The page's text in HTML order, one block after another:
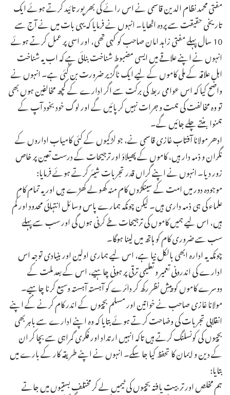
مفتی محمد نظام الدین قاسمی نے اس رائے کی بھرپور تائید کرتے ہوئے ایک
تاریخی حقیقت سے پردہ اٹھایا۔ انہوں نے فرمایا کہ یہی بات میں نے آج سے
10 سال پہلے مفتی زاہد امان صاحب کو کہی تھی، اور اسی پر عمل کرتے ہوئے
انہوں نے اپنے علاقے میں ایسی مضبوط شناخت بنائی ہے کہ اب یہ شناخت
اہل علاقہ کے ملی کاموں کے لیے ایک ناگزیر ضرورت بن گئی ہے۔ انہوں نے
واضح کیا کہ اس عوامی ربط کی برکت سے اگر ادارے کے کچھ مخالفین ہوں بھی
تو وہ مخالفت کی ہمت و جرات نہیں کر پائیں گے اور لوگ خود بخود آپ کے
ہمنوا بنتے چلے جائیں گے۔
ادھر مولانا آفتاب غازی قاسمی نے، جو لڑکیوں کے کئی کامیاب اداروں کے
نگران و ذمہ دار ہیں، کاموں کے پھیلاؤ اور ترجیحات کے درست تعین پر خاص
زور دیا۔ انہوں نے اپنے گراں قدر تجربات شیئر کرتے ہوئے فرمایا:
موجودہ دور میں امت کے سینکڑوں کام منہ کھولے کھڑے ہیں اور یہ تمام کام
علماء کی ہی ذمہ داری ہیں۔ لیکن چونکہ ہمارے پاس وسائل انتہائی محدود اور کم
ہیں، اس لیے ہمیں کاموں کی ترجیحات طے کرنی ہوں گی اور سب سے پہلے
سب سے ضروری کام کو ہاتھ میں لینا ہوگا۔
چونکہ یہ ادارہ ابھی بالکل نیا ہے، اس لیے ہماری اولین اور بنیادی توجہ اس
ادارے کی اندرونی تعمیر و تعلیمی ترقی پر ہونی چاہیے، اس کے بعد ملت کے
دوسرے کاموں کو پیشِ نظر رکھ کر دائرے کو آہستہ آہستہ وسیع کرنا چاہیے۔
مولانا غازی صاحب نے خواتین اور مسلم بچیوں کے اندر کام کرنے کے اپنے
انقلابی تجربات کی وضاحت کرتے ہوئے بتایا کہ وہ اپنے ادارے سے باہر بھی
بچیوں کی کونسلنگ کرتے ہیں تاکہ انہیں ارتداد اور فکری گمراہی سے بچا کر ان
کے دین و ایمان کا تحفظ کیا جا سکے۔ انہوں نے اپنے طریقہ کار کے بارے میں
بتایا:
ہم مخلص اور تربیت یافتہ بچیوں کی ٹیمیں لے کر مختلف بستیوں میں جاتے